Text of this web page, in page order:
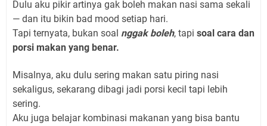
Dulu aku pikir artinya gak boleh makan nasi sama sekali
— dan itu bikin bad mood setiap hari.
Tapi ternyata, bukan soal nggak boleh, tapi soal cara dan
porsi makan yang benar.
Misalnya, aku dulu sering makan satu piring nasi
sekaligus, sekarang dibagi jadi porsi kecil tapi lebih
sering.
Aku juga belajar kombinasi makanan yang bisa bantu